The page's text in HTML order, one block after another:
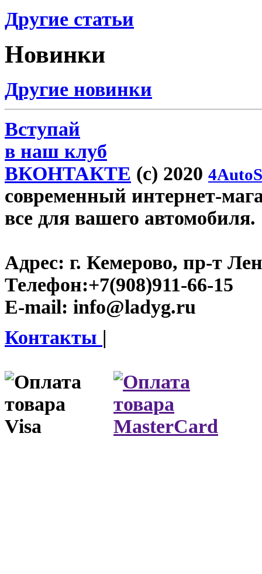
Другие статьи
Новинки
Другие новинки
Вступай
в наш клуб
ВКОНТАКТЕ (c) 2020
современный интернет-
все для вашего автомобиля.
Адрес: г. Кемерово, пр-т
Телефон:+7(908)911-66-15
E-mail: info@ladyg.ru
Контакты |